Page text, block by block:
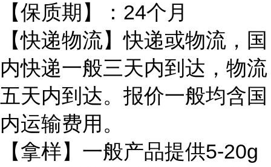
【保质期】：24个月
【快递物流】快递或物流，国
内快递一般三天内到达，物流
五天内到达。报价一般均含国
内运输费用。
【拿样】一般产品提供5-20g